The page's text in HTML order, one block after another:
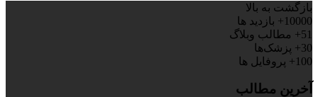
بازگشت به بالا
10000+
بازدید ها
51+
مطالب وبلاگ
30+
پزشک‌ها
100+
پروفایل ها
آخرین مطالب